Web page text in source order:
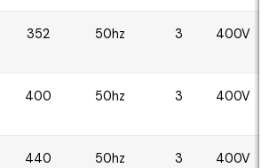
352 50hz 3 400V
400 50hz 3 400V
440 50hz 3 400V